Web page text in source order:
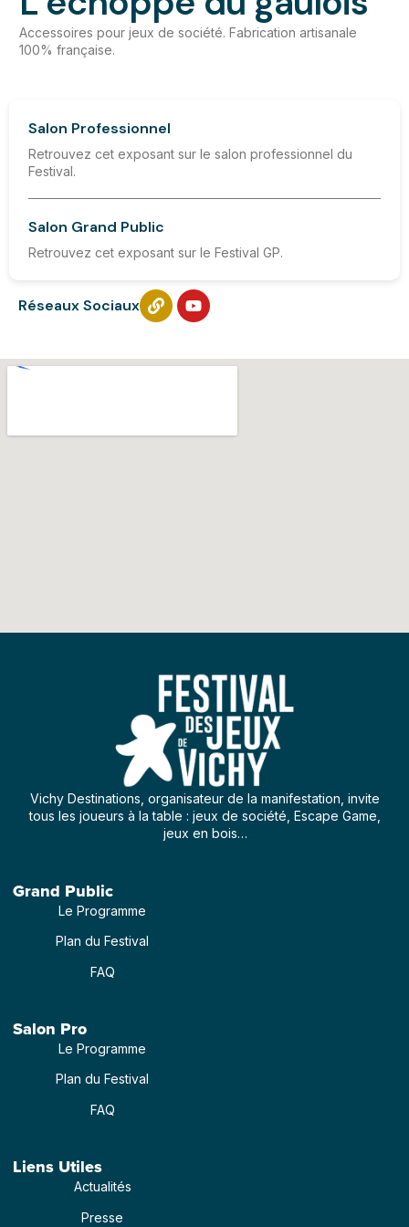
Accessoires pour jeux de société. Fabrication artisanale
100% française.
Salon Professionnel
Retrouvez cet exposant sur le salon professionnel du
Festival.
Salon Grand Public
Retrouvez cet exposant sur le Festival GP.
Réseaux Sociaux
Vichy Destinations, organisateur de la manifestation, invite
tous les joueurs à la table : jeux de société, Escape Game,
jeux en bois…
Grand Public
Le Programme
Plan du Festival
FAQ
Salon Pro
Le Programme
Plan du Festival
FAQ
Liens Utiles
Actualités
Presse